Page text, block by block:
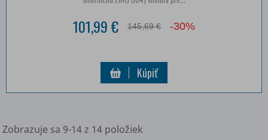
101,99 € 145,69 € -30%
Kúpiť
Zobrazuje sa 9-14 z 14 položiek